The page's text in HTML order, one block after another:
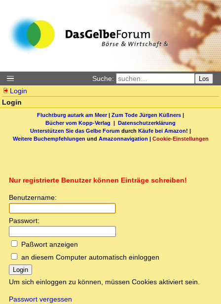
Suche: Los
Login
Login
Fluchtburg autark am Meer| Zum Tode Jürgen Küßners |
Bücher vom Kopp-Verlag | Datenschutzerklärung
Unterstützen Sie das Gelbe Forum durch Käufe bei Amazon! |
Weitere Buchempfehlungen und Amazonnavigation | Cookie-Einstellungen
Nur registrierte Benutzer können Einträge schreiben!
Benutzername:
Passwort:
Paßwort anzeigen
an diesem Computer automatisch einloggen
Login
Um sich einloggen zu können, müssen Cookies aktiviert sein.
Passwort vergessen